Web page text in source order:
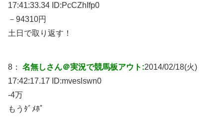
17:41:33.34 ID:PcCZhIfp0
－94310円
土日で取り返す！
8： 名無しさん＠実況で競馬板アウト:2014/02/18(火)
17:42:17.17 ID:mveslswn0
-4万
もうﾀﾞﾒﾎﾟ